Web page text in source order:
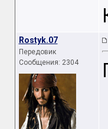
Rostyk.07
Передовик
Сообщения: 2304